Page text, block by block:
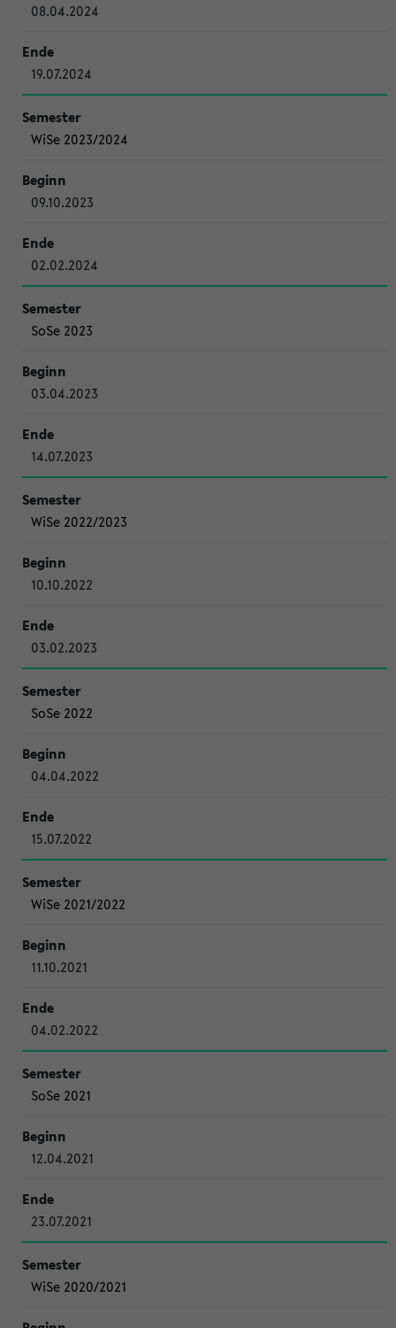
08.04.2024
19.07.2024
WiSe 2023/2024
09.10.2023
02.02.2024
SoSe 2023
03.04.2023
14.07.2023
WiSe 2022/2023
10.10.2022
03.02.2023
SoSe 2022
04.04.2022
15.07.2022
WiSe 2021/2022
11.10.2021
04.02.2022
SoSe 2021
12.04.2021
23.07.2021
WiSe 2020/2021